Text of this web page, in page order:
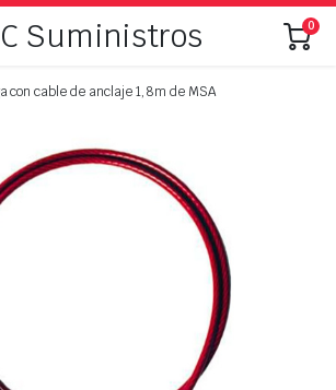
Suministros 0
con cable de anclaje 1,8m de MSA